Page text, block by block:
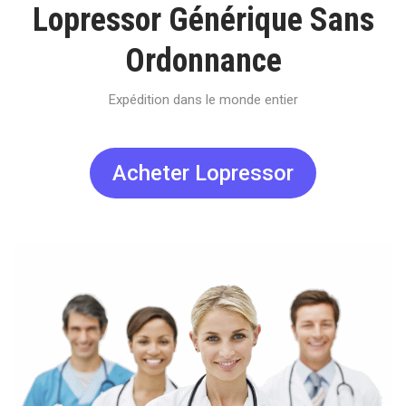
Lopressor Générique Sans
Ordonnance
Expédition dans le monde entier
Acheter Lopressor